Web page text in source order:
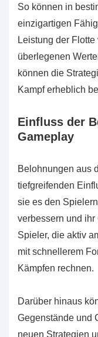
So können in
einzigartigen
Leistung der
überlegenen
können die
Kampf erheblich
Einfluss der
Gameplay
Belohnungen aus
tiefgreifenden
sie es den
verbessern und ihr
Spieler, die aktiv
mit schnellerem
Kämpfen rechnen.
Darüber hinaus
Gegenstände und
neuen Strategien